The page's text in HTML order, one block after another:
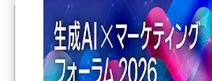
seo (3541)
ai (2827)
youtube (2449)
人気記事ランキング